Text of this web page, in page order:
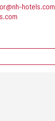
hotels.com